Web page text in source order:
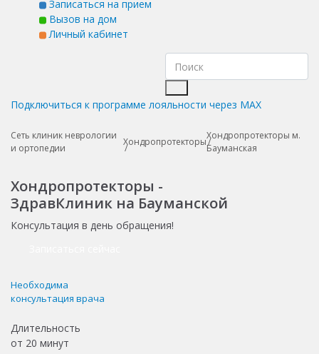
Записаться на прием
Вызов на дом
Личный кабинет
Подключиться к программе лояльности через MAX
Сеть клиник неврологии
и ортопедии
Хондропротекторы
Хондропротекторы м.
Бауманская
Хондропротекторы -
ЗдравКлиник на Бауманской
Консультация в день обращения!
Необходима
консультация врача
Длительность
от 20 минут